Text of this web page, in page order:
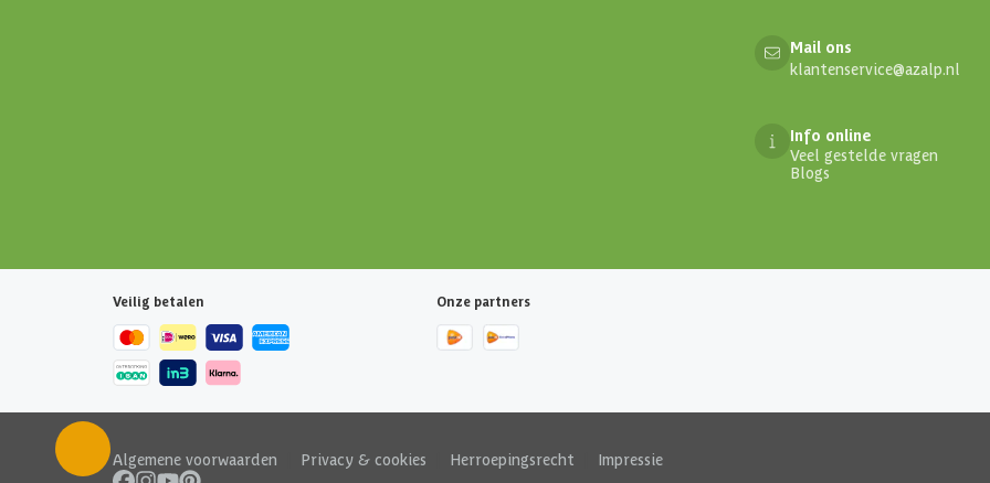
Mail ons
klantenservice@azalp.nl
Info online
Veel gestelde vragen
Blogs
Veilig betalen Onze partners
Algemene voorwaarden Privacy & cookies Herroepingsrecht Impressie